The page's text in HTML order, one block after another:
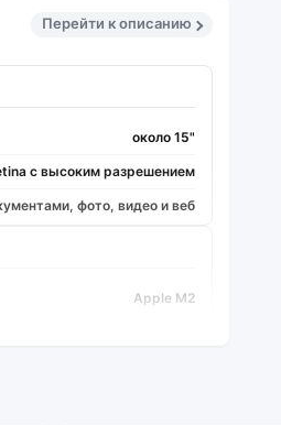
Перейти к описанию
около 15"
с высоким разрешением
фото, видео и веб
Apple M2